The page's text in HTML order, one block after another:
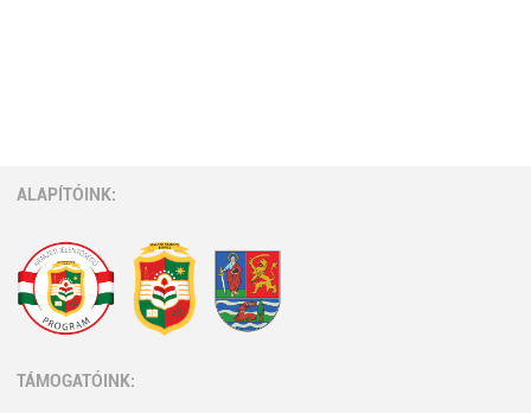
ALAPÍTÓINK:
TÁMOGATÓINK: